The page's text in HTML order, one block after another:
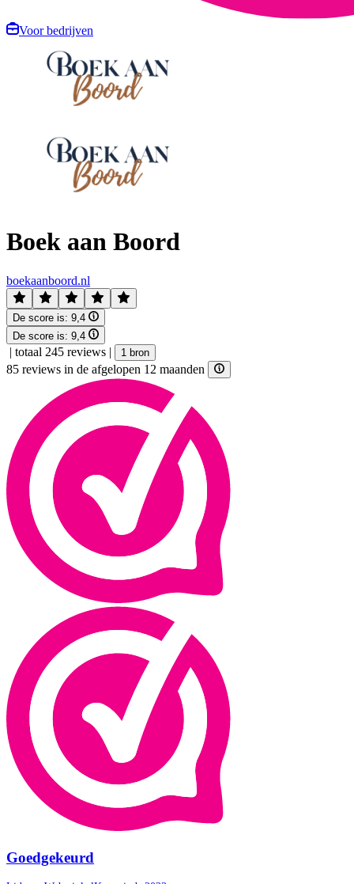
Voor bedrijven
Boek aan Boord
boekaanboord.nl
De score is: 9,4
De score is: 9,4
| totaal 245 reviews | 1 bron
85 reviews in de afgelopen 12 maanden
Goedgekeurd